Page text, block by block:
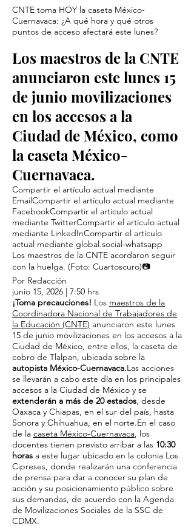
CNTE toma HOY la caseta México-
Cuernavaca: ¿A qué hora y qué otros
puntos de acceso afectará este lunes?
Los maestros de la CNTE
anunciaron este lunes 15
de junio movilizaciones
en los accesos a la
Ciudad de México, como
la caseta México-
Cuernavaca.
Compartir el artículo actual mediante
EmailCompartir el artículo actual mediante
FacebookCompartir el artículo actual
mediante TwitterCompartir el artículo actual
mediante LinkedInCompartir el artículo
actual mediante global.social-whatsapp
Los maestros de la CNTE acordaron seguir
con la huelga. (Foto: Cuartoscuro)📷
Por Redacción
junio 15, 2026 | 7:50 hrs
¡Toma precauciones! Los maestros de la
Coordinadora Nacional de Trabajadores de
la Educación (CNTE) anunciaron este lunes
15 de junio movilizaciones en los accesos a la
Ciudad de México, entre ellos, la caseta de
cobro de Tlalpan, ubicada sobre la
autopista México-Cuernavaca.Las acciones
se llevarán a cabo este día en los principales
accesos a la Ciudad de México y se
extenderán a más de 20 estados, desde
Oaxaca y Chiapas, en el sur del país, hasta
Sonora y Chihuahua, en el norte.En el caso
de la caseta México-Cuernavaca, los
docentes tienen previsto arribar a las 10:30
horas a este lugar ubicado en la colonia Los
Cipreses, donde realizarán una conferencia
de prensa para dar a conocer su plan de
acción y su posicionamiento público sobre
sus demandas, de acuerdo con la Agenda
de Movilizaciones Sociales de la SSC de
CDMX.